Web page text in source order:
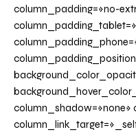
column_padding=»no-
column_shadow=»none»